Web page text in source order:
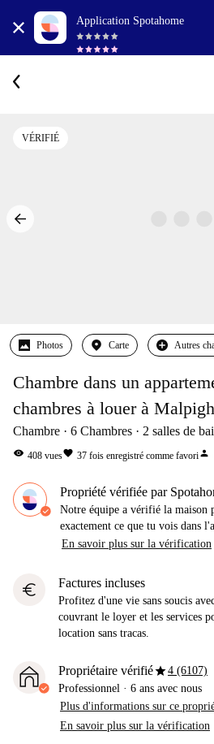
Application Spotahome
VÉRIFIÉ
Photos Carte Autres
Chambre dans un
chambres à louer à
Chambre 6 Chambres 2 salles de
visibility 408 vuesfavorite 37 fois enregistré comme favoriperson
Propriété vérifiée par
Notre équipe a vérifié la maison
exactement ce que tu vois dans
En savoir plus sur la vérification
euro Factures incluses
Profitez d'une vie sans soucis
couvrant le loyer et les services
location sans tracas.
Propriétaire vérifiéstar4 (6107)
Professionnel · 6 ans avec nous
Plus d'informations sur ce
En savoir plus sur la vérification